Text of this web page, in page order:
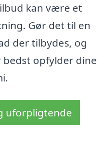
kan være et
Gør det til en
der tilbydes, og
opfylder dine
uforpligtende